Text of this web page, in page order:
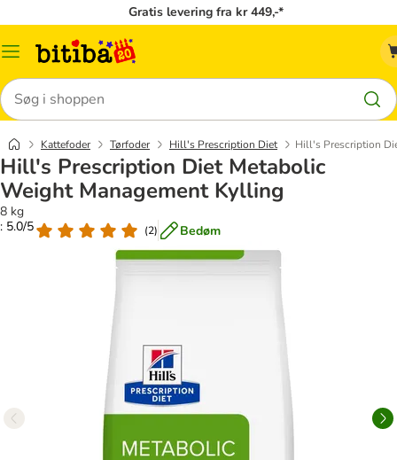
Gratis levering fra kr 449,-*
Menu
Søg
Kattefoder Tørfoder Hill's Prescription Diet Hill's Prescription
Hill's Prescription Diet Metabolic
Weight Management Kylling
8 kg
: 5.0/5
(2) Bedøm